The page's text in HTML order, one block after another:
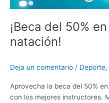
¡Beca del 50%
natación!
Deja un comentario / Deporte,
Aprovecha la beca del 50%
con los mejores instructores.